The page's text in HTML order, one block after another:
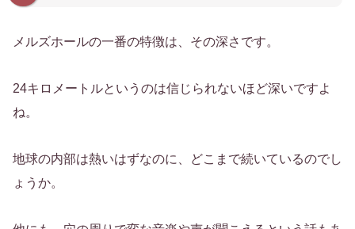
メルズホールの一番の特徴は、その深さです。
24キロメートルというのは信じられないほど深いですよ
ね。
地球の内部は熱いはずなのに、どこまで続いているのでし
ょうか。